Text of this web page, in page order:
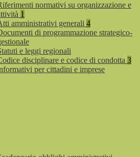
normativi su organizzazione e
1
amministrativi generali 4
di programmazione strategico-
e leggi regionali
disciplinare e codice di condotta 3
per cittadini e imprese